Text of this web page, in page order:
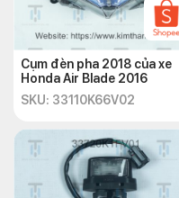
Cụm đèn pha 2018 của xe
Honda Air Blade 2016
SKU: 33110K66V02